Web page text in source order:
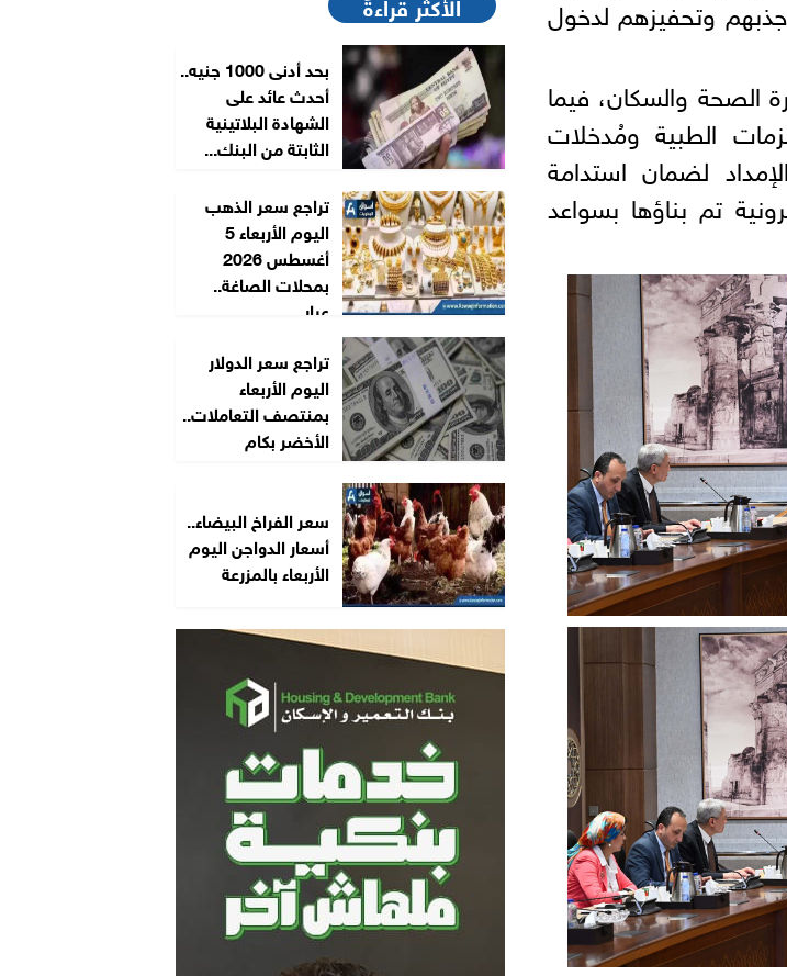
جذبهم وتحفيزهم لدخول
الصحة والسكان، فيما
الطبية ومُدخلات
لضمان استدامة
تم بناؤها بسواعد
بحد أدنى 1000 جنيه..
أحدث عائد على
الشهادة البلاتينية
الثابتة من البنك...
تراجع سعر الذهب
اليوم الأربعاء 5
أغسطس 2026
بمحلات الصاغة..
عيار...
تراجع سعر الدولار
اليوم الأربعاء
بمنتصف التعاملات..
الأخضر بكام
سعر الفراخ البيضاء..
أسعار الدواجن اليوم
الأربعاء بالمزرعة